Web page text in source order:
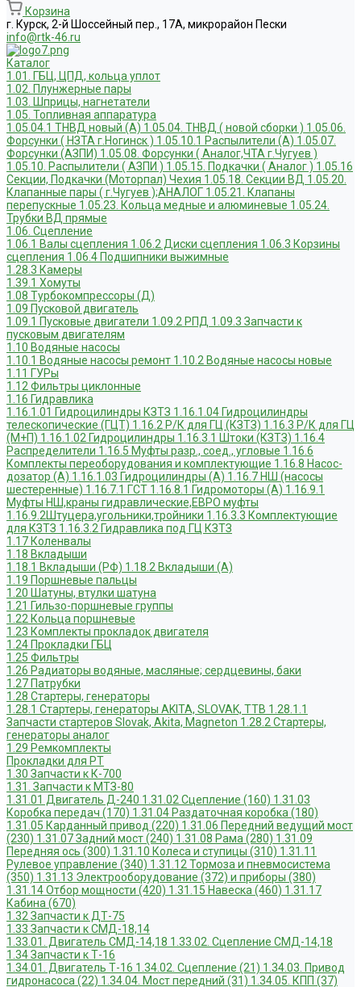
Корзина
г. Курск, 2-й Шоссейный пер., 17А, микрорайон Пески
info@rtk-46.ru
Каталог
1.01. ГБЦ, ЦПД, кольца уплот
1.02. Плунжерные пары
1.03. Шприцы, нагнетатели
1.05. Топливная аппаратура
1.05.04.1 ТНВД новый (А) 1.05.04. ТНВД ( новой сборки ) 1.05.06.
Форсунки ( НЗТА г.Ногинск ) 1.05.10.1 Распылители (А) 1.05.07.
Форсунки (АЗПИ) 1.05.08. Форсунки ( Аналог,ЧТА г.Чугуев )
1.05.10. Распылители ( АЗПИ ) 1.05.15. Подкачки ( Аналог ) 1.05.16
Секции, Подкачки (Моторпал) Чехия 1.05.18. Секции ВД 1.05.20.
Клапанные пары ( г.Чугуев );АНАЛОГ 1.05.21. Клапаны
перепускные 1.05.23. Кольца медные и алюминевые 1.05.24.
Трубки ВД прямые
1.06. Сцепление
1.06.1 Валы сцепления 1.06.2 Диски сцепления 1.06.3 Корзины
сцепления 1.06.4 Подшипники выжимные
1.28.3 Камеры
1.39.1 Хомуты
1.08 Турбокомпрессоры (Д)
1.09 Пусковой двигатель
1.09.1 Пусковые двигатели 1.09.2 РПД 1.09.3 Запчасти к
пусковым двигателям
1.10 Водяные насосы
1.10.1 Водяные насосы ремонт 1.10.2 Водяные насосы новые
1.11 ГУРы
1.12 Фильтры циклонные
1.16 Гидравлика
1.16.1.01 Гидроцилиндры КЗТЗ 1.16.1.04 Гидроцилиндры
телескопические (ГЦТ) 1.16.2 Р/К для ГЦ (КЗТЗ) 1.16.3 Р/К для ГЦ
(М+П) 1.16.1.02 Гидроцилиндры 1.16.3.1 Штоки (КЗТЗ) 1.16.4
Распределители 1.16.5 Муфты разр., соед., угловые 1.16.6
Комплекты переоборудования и комплектующие 1.16.8 Насос-
дозатор (А) 1.16.1.03 Гидроцилиндры (А) 1.16.7 НШ (насосы
шестеренные) 1.16.7.1 ГСТ 1.16.8.1 Гидромоторы (А) 1.16.9.1
Муфты НШ,краны гидравлические,ЕВРО муфты
1.16.9.2Штуцера,угольники,тройники 1.16.3.3 Комплектующие
для КЗТЗ 1.16.3.2 Гидравлика под ГЦ КЗТЗ
1.17 Коленвалы
1.18 Вкладыши
1.18.1 Вкладыши (РФ) 1.18.2 Вкладыши (А)
1.19 Поршневые пальцы
1.20 Шатуны, втулки шатуна
1.21 Гильзо-поршневые группы
1.22 Кольца поршневые
1.23 Комплекты прокладок двигателя
1.24 Прокладки ГБЦ
1.25 Фильтры
1.26 Радиаторы водяные, масляные; сердцевины, баки
1.27 Патрубки
1.28 Стартеры, генераторы
1.28.1 Стартеры, генераторы AKITA, SLOVAK, ТТВ 1.28.1.1
Запчасти стартеров Slovak, Akita, Magneton 1.28.2 Стартеры,
генераторы аналог
1.29 Ремкомплекты
Прокладки для РТ
1.30 Запчасти к К-700
1.31. Запчасти к МТЗ-80
1.31.01 Двигатель Д-240 1.31.02 Сцепление (160) 1.31.03
Коробка передач (170) 1.31.04 Раздаточная коробка (180)
1.31.05 Карданный привод (220) 1.31.06 Передний ведущий мост
(230) 1.31.07 Задний мост (240) 1.31.08 Рама (280) 1.31.09
Передняя ось (300) 1.31.10 Колеса и ступицы (310) 1.31.11
Рулевое управление (340) 1.31.12 Тормоза и пневмосистема
(350) 1.31.13 Электрооборудование (372) и приборы (380)
1.31.14 Отбор мощности (420) 1.31.15 Навеска (460) 1.31.17
Кабина (670)
1.32 Запчасти к ДТ-75
1.33 Запчасти к СМД-18,14
1.33.01. Двигатель СМД-14,18 1.33.02. Сцепление СМД-14,18
1.34 Запчасти к Т-16
1.34.01. Двигатель Т-16 1.34.02. Сцепление (21) 1.34.03. Привод
гидронасоса (22) 1.34.04. Мост передний (31) 1.34.05. КПП (37)